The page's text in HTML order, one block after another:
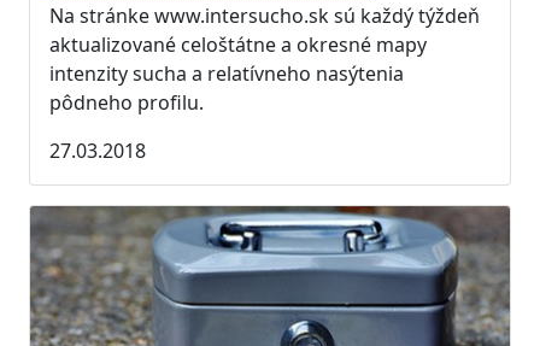
Na stránke www.intersucho.sk sú každý týždeň
aktualizované celoštátne a okresné mapy
intenzity sucha a relatívneho nasýtenia
pôdneho profilu.
27.03.2018